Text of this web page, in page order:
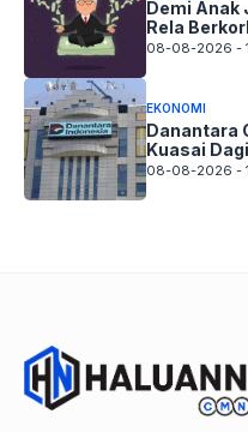
Demi Anak
Rela
08-08-2026 -
EKONOMI
Danantara
Kuasai
08-08-2026 -